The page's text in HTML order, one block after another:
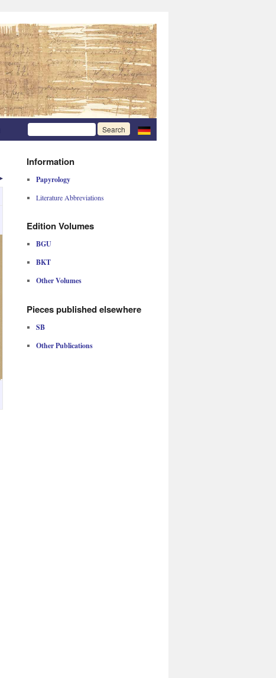
Information
Papyrology
Literature Abbreviations
Edition Volumes
BGU
BKT
Other Volumes
Pieces published elsewhere
SB
Other Publications